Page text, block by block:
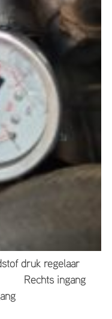
druk regelaar
Rechts ingang